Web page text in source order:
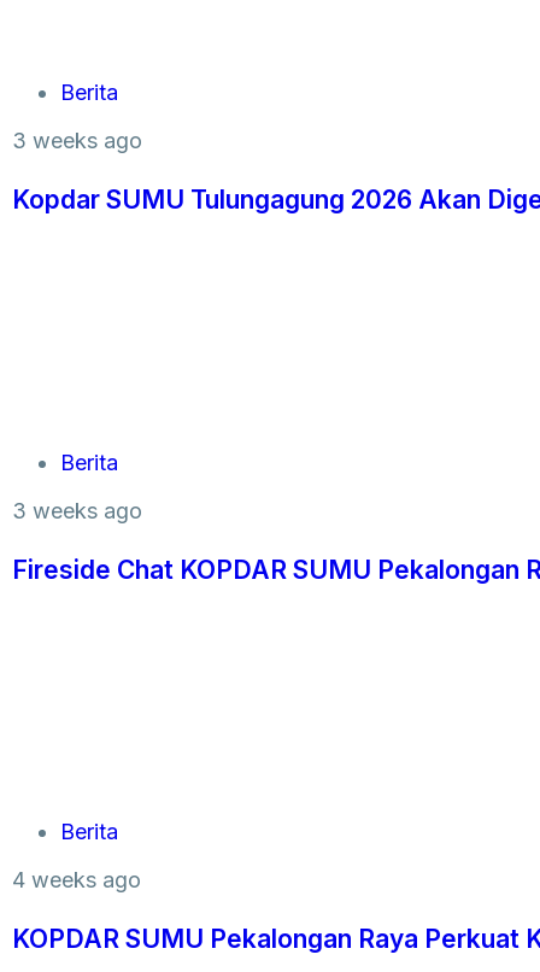
Berita
3 weeks ago
Kopdar SUMU Tulungagung 2026 Akan
Berita
3 weeks ago
Fireside Chat KOPDAR SUMU Pekalongan
Berita
4 weeks ago
KOPDAR SUMU Pekalongan Raya